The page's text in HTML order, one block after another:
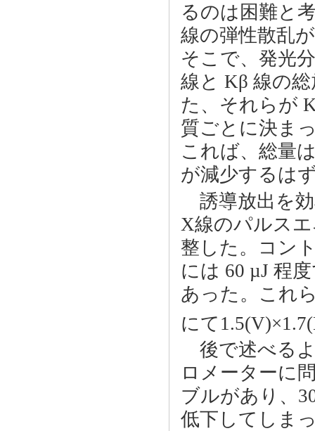
るのは困難と
線の弾性散乱
そこで、発光
線と Kβ 線の
た、それらが
質ごとに決ま
これば、総量
が減少するは
誘導放出を
X線のパルス
整した。コン
には 60 µJ 程
あった。これ
にて
後で述べる
ロメーターに
ブルがあり、
低下してしま